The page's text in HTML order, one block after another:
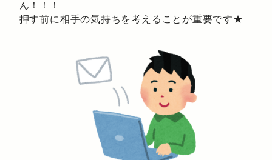
ん！！！
押す前に相手の気持ちを考えることが重要です★